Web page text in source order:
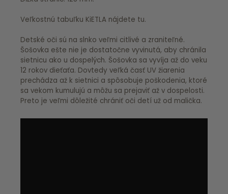
Veľkostnú tabuľku KiETLA nájdete tu.
Detské oči sú na slnko veľmi citlivé a zraniteľné.
Šošovka ešte nie je dostatočne vyvinutá, aby chránila
sietnicu ako u dospelých. Šošovka sa vyvíja až do veku
12 rokov dieťaťa. Dovtedy veľká časť UV žiarenia
prechádza až k sietnici a spôsobuje poškodenia, ktoré
sa vekom kumulujú a môžu sa prejaviť až v dospelosti.
Preto je veľmi dôležité chrániť oči detí už od malička.